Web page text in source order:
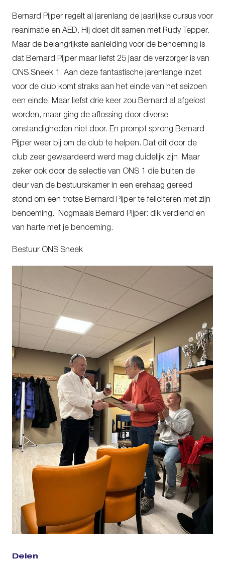
Bernard Pijper regelt al jarenlang de jaarlijkse cursus voor
reanimatie en AED. Hij doet dit samen met Rudy Tepper.
Maar de belangrijkste aanleiding voor de benoeming is
dat Bernard Pijper maar liefst 25 jaar de verzorger is van
ONS Sneek 1. Aan deze fantastische jarenlange inzet
voor de club komt straks aan het einde van het seizoen
een einde. Maar liefst drie keer zou Bernard al afgelost
worden, maar ging de aflossing door diverse
omstandigheden niet door. En prompt sprong Bernard
Pijper weer bij om de club te helpen. Dat dit door de
club zeer gewaardeerd werd mag duidelijk zijn. Maar
zeker ook door de selectie van ONS 1 die buiten de
deur van de bestuurskamer in een erehaag gereed
stond om een trotse Bernard Pijper te feliciteren met zijn
benoeming. Nogmaals Bernard Pijper: dik verdiend en
van harte met je benoeming.
Bestuur ONS Sneek
Delen